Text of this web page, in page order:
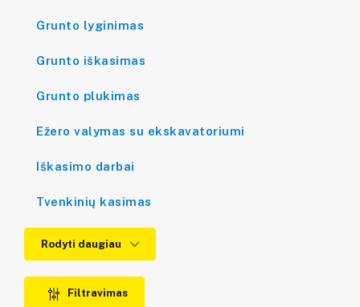
Grunto lyginimas
Grunto iškasimas
Grunto plukimas
Ežero valymas su ekskavatoriumi
Iškasimo darbai
Tvenkinių kasimas
Rodyti daugiau
Filtravimas